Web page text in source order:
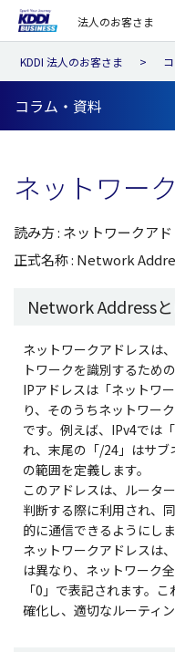
法人のお客さま
KDDI 法人のお客さま
コラム・資料
ネットワー
読み方 : ネットワークアド
正式名称 : Network
Network Address
ネットワークアドレスは
トワークを識別するため
IPアドレスは「ネットワ
り、そのうちネットワー
です。例えば、IPv4では
れ、末尾の「/24」はサブ
の範囲を定義します。
このアドレスは、ルータ
判断する際に利用され、
的に通信できるようにしま
ネットワークアドレスは
は異なり、ネットワーク
「0」で表記されます。
確化し、適切なルーティ